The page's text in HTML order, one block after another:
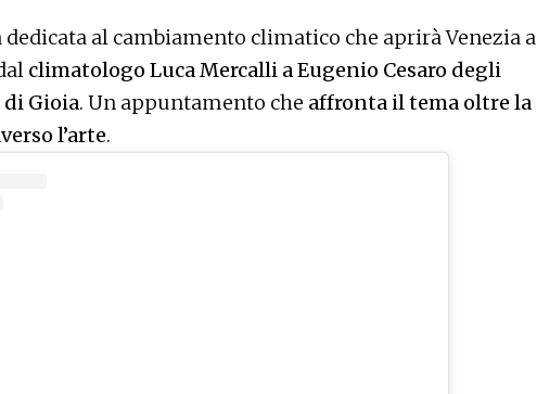
al cambiamento climatico che aprirà Venezia a
climatologo Luca Mercalli a Eugenio Cesaro degli
Gioia. Un appuntamento che affronta il tema oltre la
l’arte.